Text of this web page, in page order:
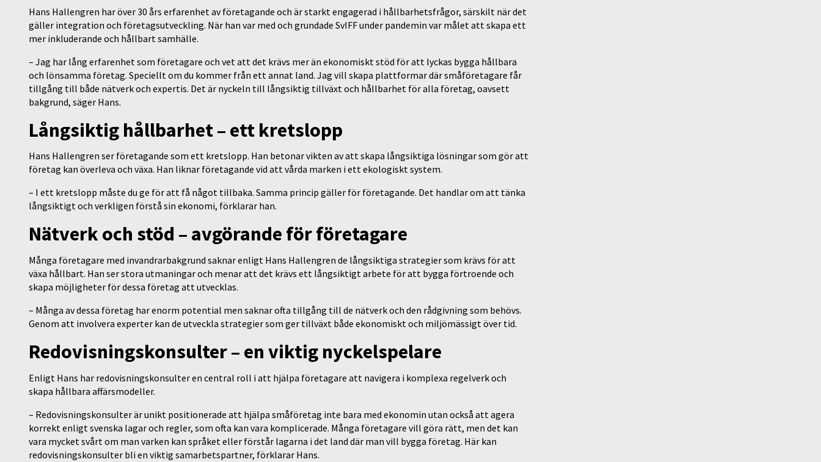
Hans Hallengren har över 30 års erfarenhet av företagande och är starkt engagerad i hållbarhetsfrågor, särskilt när det
gäller integration och företagsutveckling. När han var med och grundade SvIFF under pandemin var målet att skapa ett
mer inkluderande och hållbart samhälle.
– Jag har lång erfarenhet som företagare och vet att det krävs mer än ekonomiskt stöd för att lyckas bygga hållbara
och lönsamma företag. Speciellt om du kommer från ett annat land. Jag vill skapa plattformar där småföretagare får
tillgång till både nätverk och expertis. Det är nyckeln till långsiktig tillväxt och hållbarhet för alla företag, oavsett
bakgrund, säger Hans.
Långsiktig hållbarhet – ett kretslopp
Hans Hallengren ser företagande som ett kretslopp. Han betonar vikten av att skapa långsiktiga lösningar som gör att
företag kan överleva och växa. Han liknar företagande vid att vårda marken i ett ekologiskt system.
– I ett kretslopp måste du ge för att få något tillbaka. Samma princip gäller för företagande. Det handlar om att tänka
långsiktigt och verkligen förstå sin ekonomi, förklarar han.
Nätverk och stöd – avgörande för företagare
Många företagare med invandrarbakgrund saknar enligt Hans Hallengren de långsiktiga strategier som krävs för att
växa hållbart. Han ser stora utmaningar och menar att det krävs ett långsiktigt arbete för att bygga förtroende och
skapa möjligheter för dessa företag att utvecklas.
– Många av dessa företag har enorm potential men saknar ofta tillgång till de nätverk och den rådgivning som behövs.
Genom att involvera experter kan de utveckla strategier som ger tillväxt både ekonomiskt och miljömässigt över tid.
Redovisningskonsulter – en viktig nyckelspelare
Enligt Hans har redovisningskonsulter en central roll i att hjälpa företagare att navigera i komplexa regelverk och
skapa hållbara affärsmodeller.
– Redovisningskonsulter är unikt positionerade att hjälpa småföretag inte bara med ekonomin utan också att agera
korrekt enligt svenska lagar och regler, som ofta kan vara komplicerade. Många företagare vill göra rätt, men det kan
vara mycket svårt om man varken kan språket eller förstår lagarna i det land där man vill bygga företag. Här kan
redovisningskonsulter bli en viktig samarbetspartner, förklarar Hans.